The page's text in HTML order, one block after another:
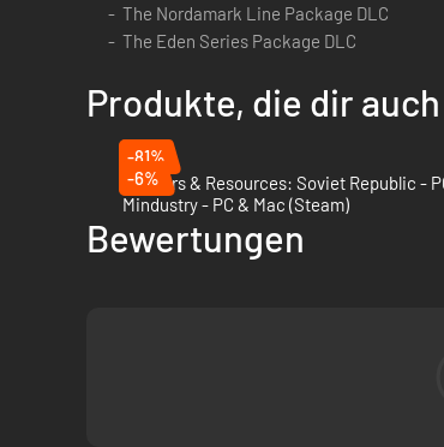
The Nordamark Line Package DLC
The Eden Series Package DLC
Produkte, die dir
-81%
-6%
Mindustry - PC & Mac (Steam)
Bewertungen